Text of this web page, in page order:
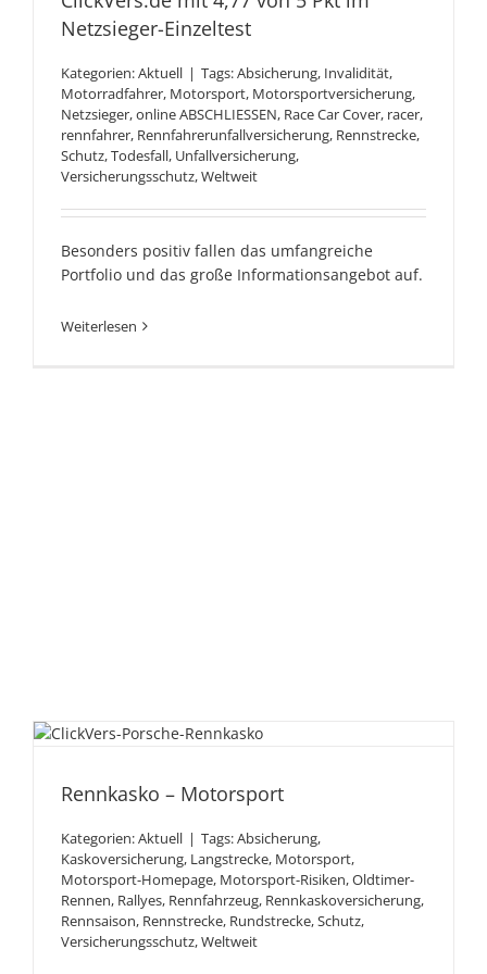
Netzsieger-Einzeltest
Kategorien:Aktuell | Tags:Absicherung, Invalidität,
Motorradfahrer, Motorsport, Motorsportversicherung,
Netzsieger,online ABSCHLIESSEN, Race Car Cover, racer,
rennfahrer, Rennfahrerunfallversicherung, Rennstrecke,
Schutz,Todesfall, Unfallversicherung,
Versicherungsschutz,Weltweit
Besonders positiv fallen das umfangreiche
Portfolio und das große Informationsangebot auf.
Weiterlesen
Rennkasko – Motorsport
Kategorien:Aktuell | Tags:Absicherung,
Kaskoversicherung, Langstrecke, Motorsport,
Motorsport-Homepage, Motorsport-Risiken,Oldtimer-
Rennen, Rallyes, Rennfahrzeug, Rennkaskoversicherung,
Rennsaison, Rennstrecke, Rundstrecke,Schutz,
Versicherungsschutz,Weltweit